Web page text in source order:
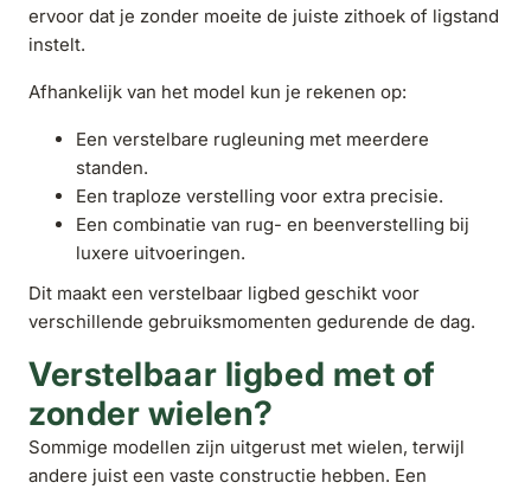
ervoor dat je zonder moeite de juiste zithoek of ligstand
instelt.
Afhankelijk van het model kun je rekenen op:
Een verstelbare rugleuning met meerdere
standen.
Een traploze verstelling voor extra precisie.
Een combinatie van rug- en beenverstelling bij
luxere uitvoeringen.
Dit maakt een verstelbaar ligbed geschikt voor
verschillende gebruiksmomenten gedurende de dag.
Verstelbaar ligbed met of
zonder wielen?
Sommige modellen zijn uitgerust met wielen, terwijl
andere juist een vaste constructie hebben. Een